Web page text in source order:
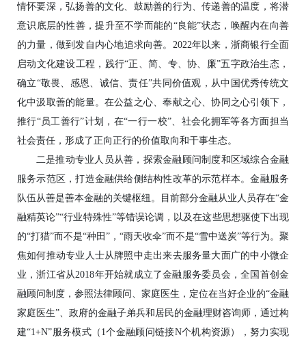
情怀要深，弘扬善的文化、鼓励善的行为、传递善的温度，将潜
意识底层的性善，提升至不学而能的“良能”状态，唤醒内在向善
的力量，做到发自内心地追求向善。2022年以来，浙商银行全面
启动文化建设工程，践行“正、简、专、协、廉”五字政治生态，
确立“敬畏、感恩、诚信、责任”共同价值观，从中国优秀传统文
化中汲取善的能量。在公益之心、奉献之心、协同之心引领下，
推行“员工善行”计划，在“一行一校”、社会化拥军等各方面担当
社会责任，形成了正向正行的价值取向和干事生态。
二是推动专业人员从善，探索金融顾问制度和区域综合金融
服务示范区，打造金融供给侧结构性改革的示范样本。金融服务
队伍从善是善本金融的关键枢纽。目前部分金融从业人员存在“金
融精英论”“行业特殊性”等错误论调，以及在这些思想驱使下出现
的“打猎”而不是“种田”，“雨天收伞”而不是“雪中送炭”等行为。聚
焦如何推动专业人士从牌照中走出来去服务量大面广的中小微企
业，浙江省从2018年开始就成立了金融服务委员会，全国首创金
融顾问制度，参照法律顾问、家庭医生，定位在当好企业的“金融
家庭医生”、政府的金融子弟兵和居民的金融理财咨询师，通过构
建“1+N”服务模式（1个金融顾问链接N个机构资源），努力实现